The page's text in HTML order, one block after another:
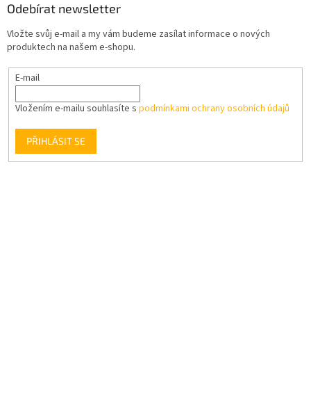
Odebírat newsletter
Vložte svůj e-mail a my vám budeme zasílat informace o nových
produktech na našem e-shopu.
E-mail
Vložením e-mailu souhlasíte s podmínkami ochrany osobních údajů
PŘIHLÁSIT SE